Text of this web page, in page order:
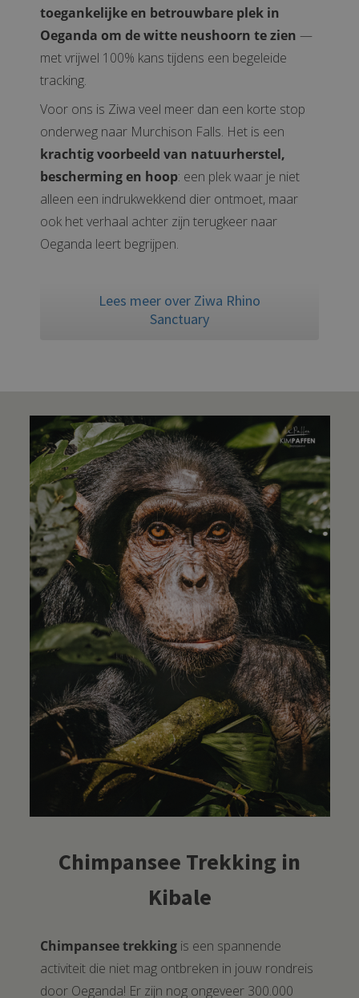
toegankelijke en betrouwbare plek in
Oeganda om de witte neushoorn te zien —
met vrijwel 100% kans tijdens een begeleide
tracking.
Voor ons is Ziwa veel meer dan een korte stop
onderweg naar Murchison Falls. Het is een
krachtig voorbeeld van natuurherstel,
bescherming en hoop: een plek waar je niet
alleen een indrukwekkend dier ontmoet, maar
ook het verhaal achter zijn terugkeer naar
Oeganda leert begrijpen.
Lees meer over Ziwa Rhino
Sanctuary
Chimpansee Trekking in
Kibale
Chimpansee trekking is een spannende
activiteit die niet mag ontbreken in jouw rondreis
door Oeganda! Er zijn nog ongeveer 300.000